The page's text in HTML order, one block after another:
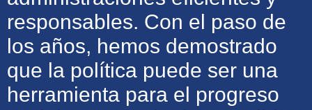
responsables. Con el paso de
los años, hemos demostrado
que la política puede ser una
herramienta para el progreso